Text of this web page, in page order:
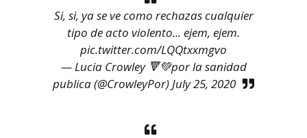
Si, si, ya se ve como rechazas cualquier
tipo de acto violento... ejem, ejem.
pic.twitter.com/LQQtxxmgvo
— Lucia Crowley 🔻💚por la sanidad
publica (@CrowleyPor)July 25, 2020